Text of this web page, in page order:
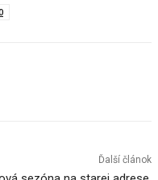
Ďalší článok